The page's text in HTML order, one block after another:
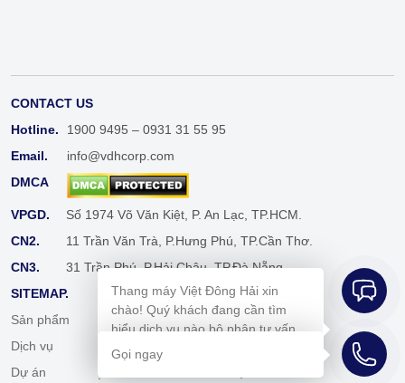
CONTACT US
Hotline.
1900 9495 – 0931 31 55 95
Email.
info@vdhcorp.com
DMCA
VPGD.
Số 1974 Võ Văn Kiệt, P. An Lạc, TP.HCM.
CN2.
11 Trần Văn Trà, P.Hưng Phú, TP.Cần Thơ.
CN3.
31 Trần Phú, P.Hải Châu, TP.Đà Nẵng.
SITEMAP.
Sản phẩm
Cẩm nang
Dịch vụ
Dự án
Thang máy Việt Đông Hải xin
chào! Quý khách đang cần tìm
hiểu dịch vụ nào bộ phận tư vấn
bên em sẽ hỗ trợ mình ngay ạ!
Gọi ngay